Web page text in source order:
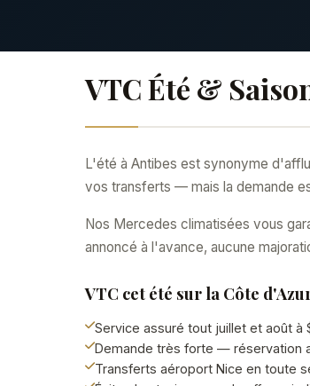
VTC Été &
L'été à Antibes est synonyme
vos transferts — mais la demande
Nos Mercedes climatisées vous
annoncé à l'avance, aucune
VTC cet été sur la Côte
Service assuré tout juillet et août à
Demande très forte — réservation
Transferts aéroport Nice en toute